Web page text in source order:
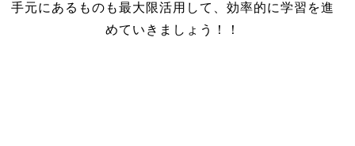
手元にあるものも最大限活用して、効率的に学習を進
めていきましょう！！